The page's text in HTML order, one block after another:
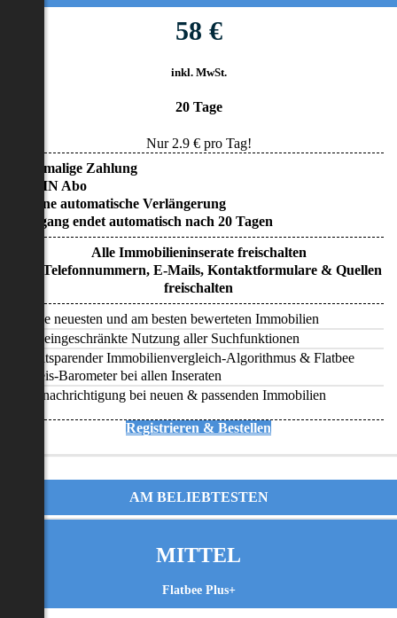
58 €
inkl. MwSt.
20 Tage
Nur 2.9€ pro Tag!
• Einmalige Zahlung
• KEIN Abo
• Keine automatische Verlängerung
• Zugang endet automatisch nach 20 Tagen
Alle Immobilieninserate freischalten
Alle Telefonnummern, E-Mails, Kontaktformulare & Quellen
freischalten
Alle neuesten und am besten bewerteten Immobilien
Uneingeschränkte Nutzung aller Suchfunktionen
Zeitsparender Immobilienvergleich-Algorithmus & Flatbee
Preis-Barometer bei allen Inseraten
Benachrichtigung bei neuen & passenden Immobilien
Registrieren & Bestellen
AM BELIEBTESTEN
MITTEL
Flatbee Plus+